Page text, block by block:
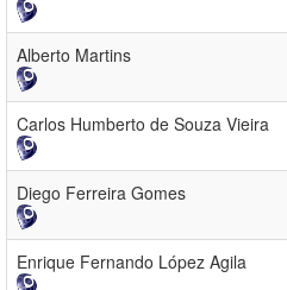
Alberto Martins
Carlos Humberto de Souza Vieira
Diego Ferreira Gomes
Enrique Fernando López Agila